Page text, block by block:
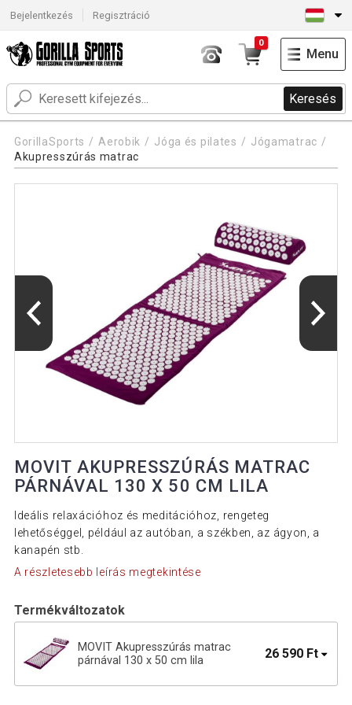
Bejelentkezés Regisztráció
Keresés
0
Menu
GorillaSports Aerobik Jóga és pilates
Jógamatrac
Akupresszúrás matrac
MOVIT AKUPRESSZÚRÁS MATRAC
PÁRNÁVAL 130 X 50 CM LILA
Ideális relaxációhoz és meditációhoz, rengeteg
lehetőséggel, például az autóban, a székben, az ágyon, a
kanapén stb.
A részletesebb leírás megtekintése
Termékváltozatok
MOVIT Akupresszúrás matrac
párnával 130 x 50 cm lila
26 590 Ft